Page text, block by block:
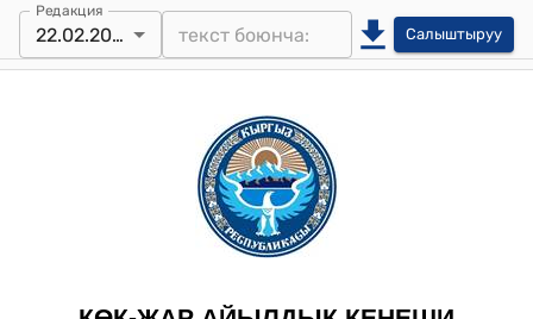
Редакция
22.02.2016 Салыштыруу